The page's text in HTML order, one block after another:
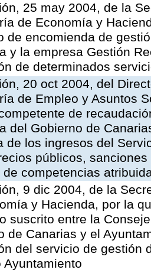
25 may 2004, de la
de Economía y
de encomienda de
y la empresa Gestión
de determinados
20 oct 2004, del
de Empleo y Asuntos
de
del Gobierno de
de los ingresos del
públicos,
de competencias
9 dic 2004, de la
y Hacienda, por la
suscrito entre la
de Canarias y el
del servicio de gestión
Ayuntamiento